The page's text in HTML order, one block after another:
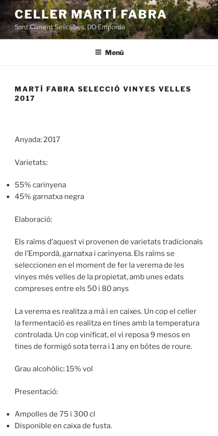
Vés
contingut
CELLER MARTÍ FABRA
Sant Climent Sescebes, DO Empordà
Menú
MARTÍ FABRA SELECCIÓ VINYES VELLES
2017
Anyada: 2017
Varietats:
55% carinyena
45% garnatxa negra
Elaboració:
Els raïms d’aquest vi provenen de varietats tradicionals
de l’Empordà, garnatxa i carinyena. Els raïms se
seleccionen en el moment de fer la verema de les
vinyes més velles de la propietat, amb unes edats
compreses entre els 50 i 80 anys
La verema es realitza a mà i en caixes. Un cop el celler
la fermentació es realitza en tines amb la temperatura
controlada. Un cop vinificat, el vi reposa 9 mesos en
tines de formigó sota terra i 1 any en bótes de roure.
Grau alcohòlic: 15% vol
Presentació:
Ampolles de 75 i 300 cl
Disponible en caixa de fusta.